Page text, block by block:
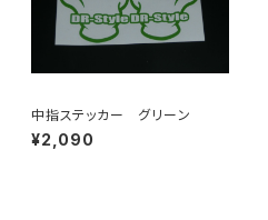
中指ステッカー グリーン
¥2,090